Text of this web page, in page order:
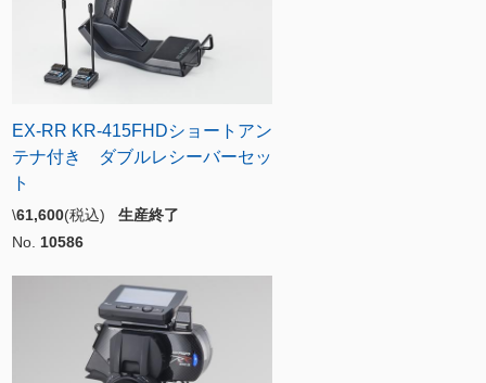
EX-RR KR-415FHDショートアン
テナ付き ダブルレシーバーセッ
ト
\61,600(税込) 生産終了
No. 10586